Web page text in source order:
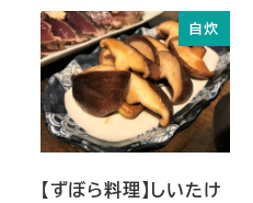
自炊
【ずぼら料理】しいたけ